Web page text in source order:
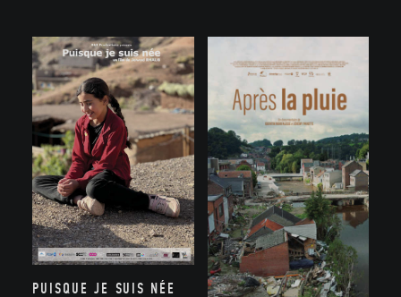
PUISQUE JE SUIS NÉE